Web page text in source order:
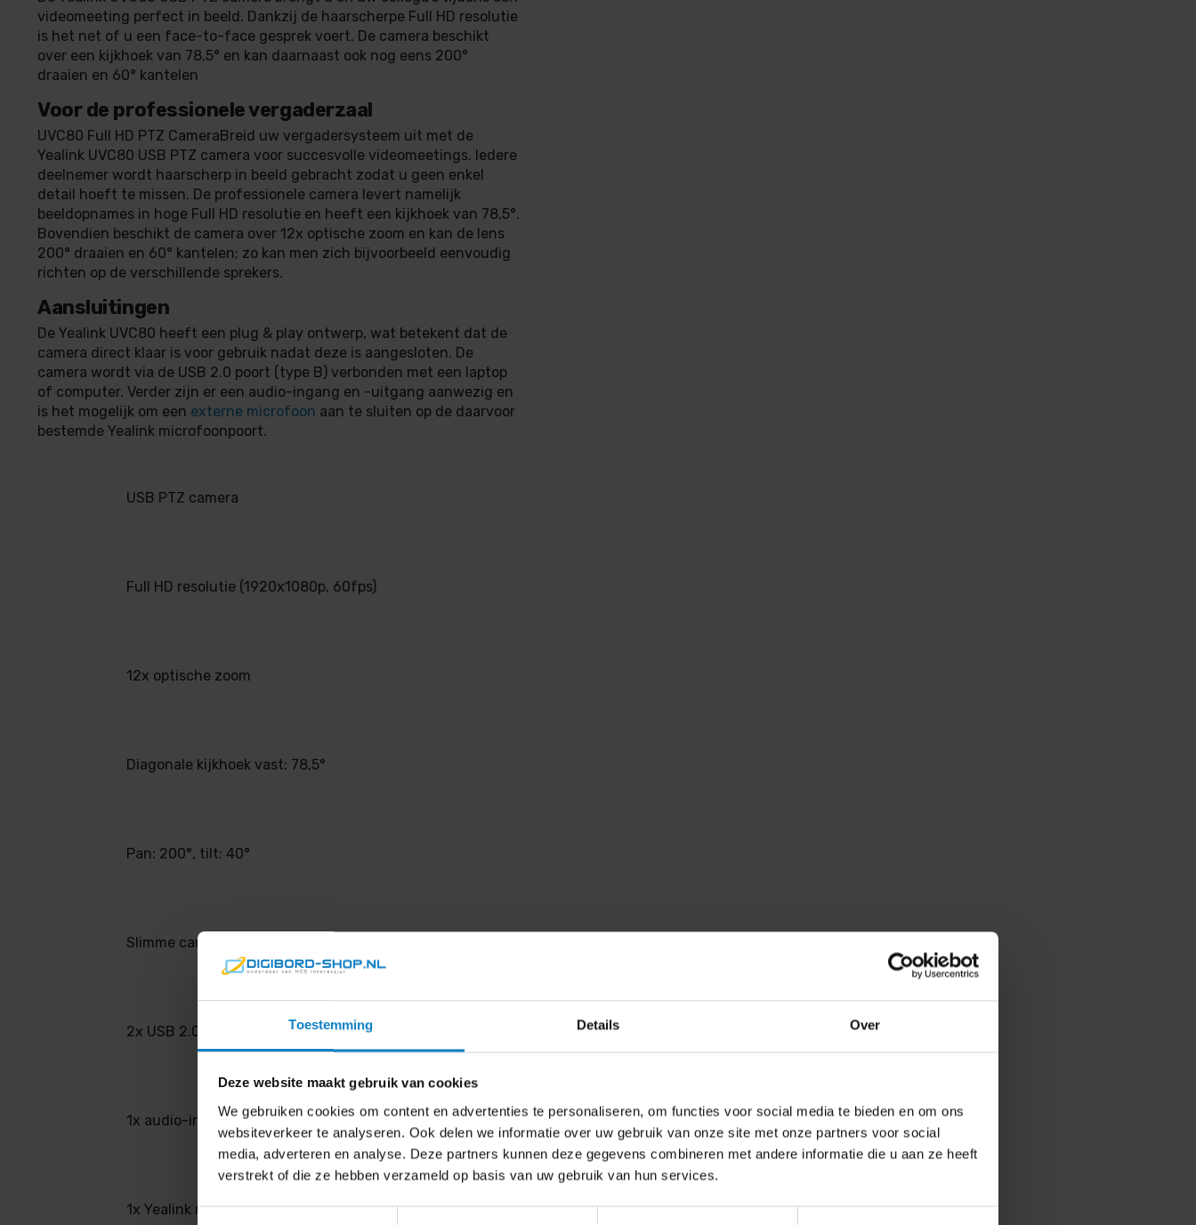
Toestemming Details Over
Deze website maakt gebruik van cookies
We gebruiken cookies om content en advertenties te personaliseren, om functies voor social media te bieden en om ons
websiteverkeer te analyseren. Ook delen we informatie over uw gebruik van onze site met onze partners voor social
media, adverteren en analyse. Deze partners kunnen deze gegevens combineren met andere informatie die u aan ze heeft
verstrekt of die ze hebben verzameld op basis van uw gebruik van hun services.
Toestemmingsselectie
videomeeting perfect in beeld. Dankzij de haarscherpe Full HD resolutie
is het net of u een face-to-face gesprek voert. De camera beschikt
over een kijkhoek van 78,5° en kan daarnaast ook nog eens 200°
draaien en 60° kantelen
Voor de professionele vergaderzaal
UVC80 Full HD PTZ CameraBreid uw vergadersysteem uit met de
Yealink UVC80 USB PTZ camera voor succesvolle videomeetings. Iedere
deelnemer wordt haarscherp in beeld gebracht zodat u geen enkel
detail hoeft te missen. De professionele camera levert namelijk
beeldopnames in hoge Full HD resolutie en heeft een kijkhoek van 78,5°.
Bovendien beschikt de camera over 12x optische zoom en kan de lens
200° draaien en 60° kantelen; zo kan men zich bijvoorbeeld eenvoudig
richten op de verschillende sprekers.
Aansluitingen
De Yealink UVC80 heeft een plug & play ontwerp, wat betekent dat de
camera direct klaar is voor gebruik nadat deze is aangesloten. De
camera wordt via de USB 2.0 poort (type B) verbonden met een laptop
of computer. Verder zijn er een audio-ingang en -uitgang aanwezig en
is het mogelijk om een externe microfoon aan te sluiten op de daarvoor
bestemde Yealink microfoonpoort.
USB PTZ camera
Full HD resolutie (1920x1080p, 60fps)
12x optische zoom
Diagonale kijkhoek vast: 78,5°
Pan: 200°, tilt: 40°
Slimme camera presets
2x USB 2.0 poort (type A en B)
1x audio-in en 1x audio-out (3,5mm jack)
1x Yealink microfoonpoort